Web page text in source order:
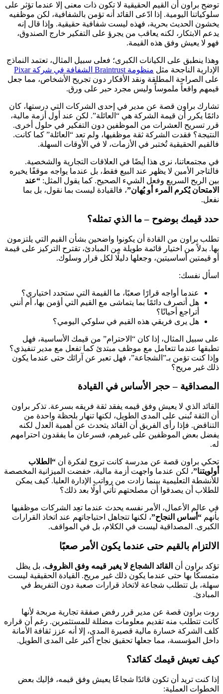
توضح براون أن القيم الحقيقية لا تكون ذات معنى إلا عندما تؤثر على
سلوكياتنا اليومية. إذا ادّعى القائد أنه تؤمن بالشفافية، لكن موظفيه
يخشون الحديث بحرية، فهذه ليست شفافية حقيقية. وإذا قال إنه
يدعم الابتكار، لكنه يعاقب من يجرؤ على التفكير خارج الصندوق،
فهو لا يعيش وفق هذه القيمة.
وهذا ينطبق على الكيانات الكبرى؛ فعلى سبيل المثال، تعتمد النماذج
الإدارية الناجحة مثل منظومة Braintrust الشفافة في شركة Pixar
على الصراحة المطلقة ونقد الأفكار دون تجريح الأشخاص، مما جعل
قيمهم واقعاً ملموساً وليس مجرد حبر على ورق.
تشارك براون قصة عن مدير في إحدى الشركات التي درستها، كان
دائمًا يكرر أن قيمة الشركة هي “العائلة”. لكن عند أول أزمة مالية،
قرر تسريح العشرات من الموظفين دون التفكير في حلول أخرى.
النتيجة؟ فقدت الشركة ثقة موظفيها، ولم تعد “العائلة” كما كانت.
فالقيم الحقيقية تُختبر في الأزمات، لا في الأوقات السهلة.
في مجتمعاتنا، نرى هذا أيضًا في العلاقات التجارية والشخصية.
فالتاجر الأمين لا يظهر عند البيع فقط، بل عندما يواجه موقفًا يخيره
بين الربح السريع وفعل الشيء الصحيح. كما يقول المثل: “عند
الامتحان يُكرم المرء أو يُهان”، فالقيادة ليست بما نقول، بل بما
نفعل.
حدد قيمك بوضوح – ما الذي تمثله؟
تطلب براون من القادة أن يكونوا واضحين بشأن القيم التي يلتزمون
بها. بدلاً من اختيار قائمة طويلة من المبادئ، تقترح التركيز على قيمة
أو قيمتين أساسيتين، وجعلها دليلًا لكل قرار وسلوك.
اسأل نفسك:
عندما أواجه قرارًا صعبًا، ما القيمة التي ستحدد اختياري؟
هل أتصرف دائمًا بما يتماشى مع القيم التي أؤمن بها، أم أنني
أتراجع أحيانًا؟
هل يرى فريقي هذه القيم في سلوكي اليومي؟
على سبيل المثال، إذا كان “الاحترام” من قيمك الأساسية، فهل
تطبقها عندما تتعامل مع موظف مبتدئ كما تفعل مع مدير تنفيذي؟
وإذا كنت تؤمن بـ”الشجاعة”، فهل تعبر عن آرائك حتى عندما يكون
ذلك غير مريح؟
المصداقية – حجر الأساس في القيادة
القائد الذي لا يعيش وفق قيمه يفقد ثقة فريقه بسرعة. تذكر براون
أن الثقة تُبنى على المدى الطويل، لكنها تنهار بلحظة واحدة من
التناقض. فإذا رأى الفريق أن القائد يتحدث عن أهمية العدل لكنه
يفضل بعض الموظفين على غيرهم، فسرعان ما يفقدون احترامهم
له.
تحكي براون قصة عن مدرسة كانت تروج لفكرة أن “الطلاب
أولويتنا”، لكن عندما واجهت أزمة مالية، خفضت الميزانية المخصصة
للأنشطة التعليمية بينما زادت من رواتب الإدارة العليا. كيف يمكن
للطلاب أن يصدقوا أن مصلحتهم تأتي أولًا بعد ذلك؟
في عالم الأعمال، الأمر نفسه يحدث عندما تعِد الشركات موظفيها
بأنهم “أساس النجاح”، لكنها تتجاهل احتياجاتهم عند اتخاذ القرارات
الكبرى. المصداقية ليست في الكلام، بل في المواقف.
الالتزام بالقيم حتى عندما يكون الأمر صعبًا
تؤكد براون أن القائد الشجاع لا يغير قيمه وفق الظروف، بل يظل
متمسكًا بها حتى عندما يكون ذلك غير مريح. القيادة الحقيقية ليست
سهلة، بل تتطلب شجاعة لاتخاذ قرارات صعبة دون التفريط في
المبادئ.
روت براون قصة عن مدير قرر رفض صفقة تجارية مربحة لأنها
كانت تتطلب منه تقديم معلومات مضللة للمستثمرين. رغم أن قراره
كلف الشركة خسارة مالية قصيرة المدى، إلا أنه عزز ثقافة الأمانة
داخل المؤسسة، مما جعلها تحقيق نجاح أكبر على المدى الطويل.
كيف تعيش قيمك كقائد؟
إذا كنت تريد أن تكون قائدًا شجاعًا يعيش وفق قيمه، فإليك بعض
الخطوات العملية: